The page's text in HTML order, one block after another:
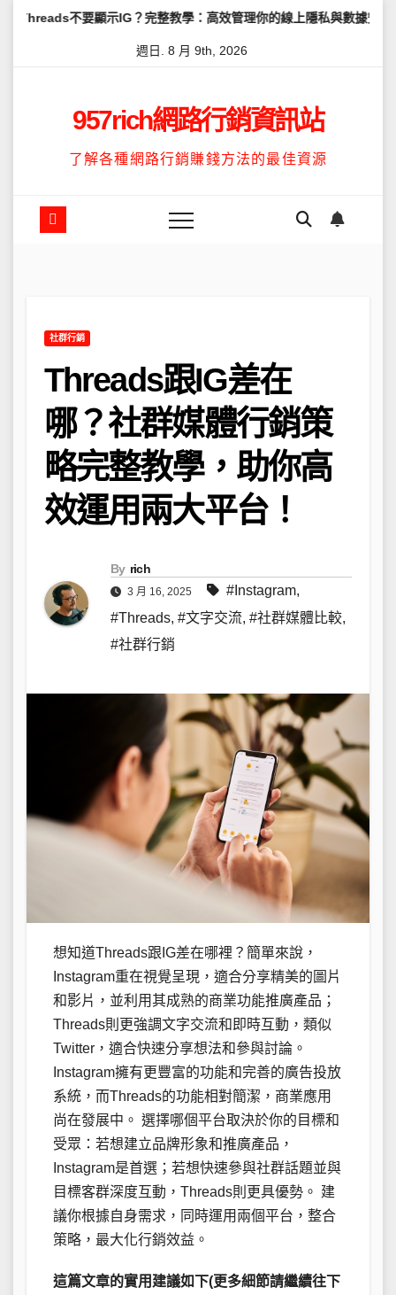
Skip示IG？完整教學：高效管理你的線上隱私與數據安全 怎麼讓
週日. 8 月 9th, 2026
957rich網路行銷資訊站
了解各種網路行銷賺錢方法的最佳資源
社群行銷
Threads跟IG差在
哪？社群媒體行銷策
略完整教學，助你高
效運用兩大平台！
By rich
3 月 16, 2025 #Instagram,
#Threads, #文字交流, #社群媒體比較,
#社群行銷
想知道Threads跟IG差在哪裡？簡單來說，
Instagram重在視覺呈現，適合分享精美的圖片
和影片，並利用其成熟的商業功能推廣產品；
Threads則更強調文字交流和即時互動，類似
Twitter，適合快速分享想法和參與討論。
Instagram擁有更豐富的功能和完善的廣告投放
系統，而Threads的功能相對簡潔，商業應用
尚在發展中。 選擇哪個平台取決於你的目標和
受眾：若想建立品牌形象和推廣產品，
Instagram是首選；若想快速參與社群話題並與
目標客群深度互動，Threads則更具優勢。 建
議你根據自身需求，同時運用兩個平台，整合
策略，最大化行銷效益。
這篇文章的實用建議如下(更多細節請繼續往下